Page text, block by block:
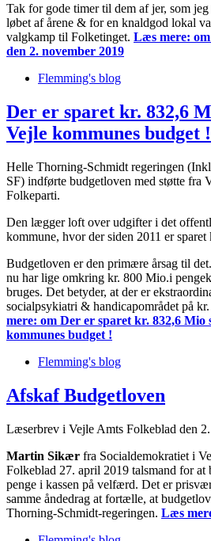
Tak for gode timer til dem af jer, som jeg
løbet af årene & for en knaldgod lokal
valgkamp til Folketinget. Læs mere:
den 2. november 2019
Flemming's blog
Der er sparet kr. 832,6
Vejle kommunes budget !
Helle Thorning-Schmidt regeringen
SF) indførte budgetloven med støtte fra
Folkeparti.
Den lægger loft over udgifter i det
kommune, hvor der siden 2011 er
Budgetloven er den primære årsag til
nu har lige omkring kr. 800 Mio.i
bruges. Det betyder, at der er
socialpsykiatri & handicapområdet på
mere: om Der er sparet kr. 832,6 Mio
kommunes budget !
Flemming's blog
Afskaf Budgetloven
Læserbrev i Vejle Amts Folkeblad den
Martin Sikær fra Socialdemokratiet i
Folkeblad 27. april 2019 talsmand for at
penge i kassen på velfærd. Det er
samme åndedrag at fortælle, at
Thorning-Schmidt-regeringen. Læs